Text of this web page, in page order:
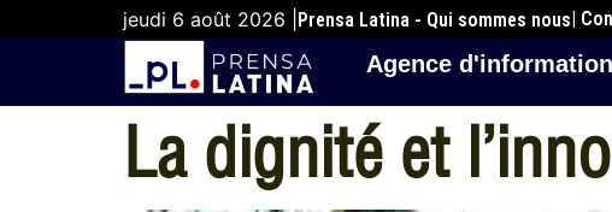
jeudi 6 août 2026 | Prensa Latina - Qui sommes nous|
Agence
La dignité et